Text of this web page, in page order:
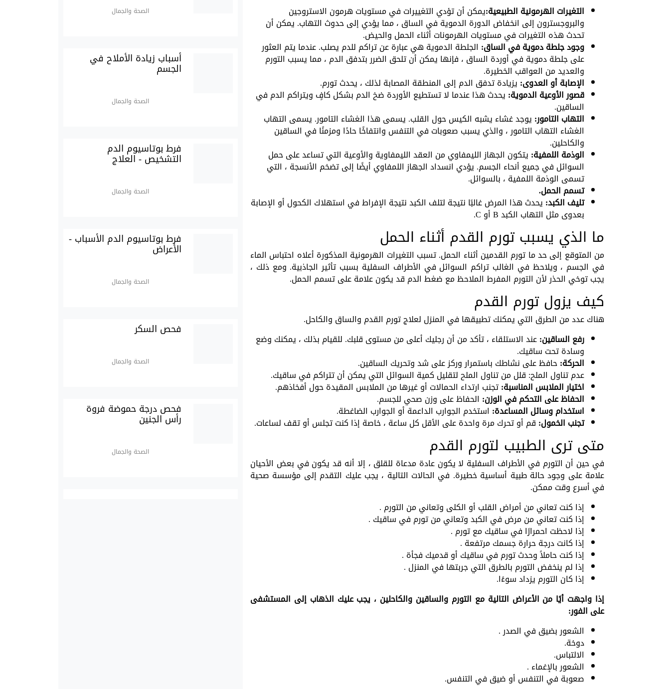
التغيرات الهرمونية الطبيعية:يمكن أن تؤدي التغييرات في مستويات هرمون الاستروجين
والبروجسترون إلى انخفاض الدورة الدموية في الساق ، مما يؤدي إلى حدوث التهاب. يمكن أن
تحدث هذه التغيرات في مستويات الهرمونات أثناء الحمل والحيض.
وجود جلطة دموية في الساق: الجلطة الدموية هي عبارة عن تراكم للدم يصلب. عندما يتم العثور
على جلطة دموية في أوردة الساق ، فإنها يمكن أن تلحق الضرر بتدفق الدم ، مما يسبب التورم
والعديد من العواقب الخطيرة.
الإصابة أو العدوى: يزيادة تدفق الدم إلى المنطقة المصابة لذلك ، يحدث تورم.
قصور الأوعية الدموية: يحدث هذا عندما لا تستطيع الأوردة ضخ الدم بشكل كافٍ ويتراكم الدم في
الساقين.
التهاب التامور: يوجد غشاء يشبه الكيس حول القلب. يسمى هذا الغشاء التامور. يسمى التهاب
الغشاء التهاب التامور ، والذي يسبب صعوبات في التنفس وانتفاخًا حادًا ومزمنًا في الساقين
والكاحلين.
الوذمة اللمفية: يتكون الجهاز الليمفاوي من العقد الليمفاوية والأوعية التي تساعد على حمل
السوائل في جميع أنحاء الجسم. يؤدي انسداد الجهاز اللمفاوي أيضًا إلى تضخم الأنسجة ، التي
تسمى الوذمة اللمفية ، بالسوائل.
تسمم الحمل.
تليف الكبد: يحدث هذا المرض غالبًا نتيجة لتلف الكبد نتيجة الإفراط في استهلاك الكحول أو الإصابة
بعدوى مثل التهاب الكبد B أو C.
ما الذي يسبب تورم القدم أثناء الحمل
من المتوقع إلى حد ما تورم القدمين أثناء الحمل. تسبب التغيرات الهرمونية المذكورة أعلاه احتباس الماء
في الجسم ، ويلاحظ في الغالب تراكم السوائل في الأطراف السفلية بسبب تأثير الجاذبية. ومع ذلك ،
يجب توخي الحذر لأن التورم المفرط الملاحظ مع ضغط الدم قد يكون علامة على تسمم الحمل.
كيف يزول تورم القدم
هناك عدد من الطرق التي يمكنك تطبيقها في المنزل لعلاج تورم القدم والساق والكاحل.
رفع الساقين:عند الاستلقاء ، تأكد من أن رجليك أعلى من مستوى قلبك. للقيام بذلك ، يمكنك وضع
وسادة تحت ساقيك.
الحركة:حافظ على نشاطك باستمرار وركز على شد وتحريك الساقين.
عدم تناول الملح: قلل من تناول الملح لتقليل كمية السوائل التي يمكن أن تتراكم في ساقيك.
اختيار الملابس المناسبة:تجنب ارتداء الحمالات أو غيرها من الملابس المقيدة حول أفخاذهم.
الحفاظ على التحكم في الوزن: الحفاظ على وزن صحي للجسم.
استخدام وسائل المساعدة: استخدم الجوارب الداعمة أو الجوارب الضاغطة.
تجنب الخمول: قم أو تحرك مرة واحدة على الأقل كل ساعة ، خاصة إذا كنت تجلس أو تقف لساعات.
متى ترى الطبيب لتورم القدم
في حين أن التورم في الأطراف السفلية لا يكون عادة مدعاة للقلق ، إلا أنه قد يكون في بعض الأحيان
علامة على وجود حالة طبية أساسية خطيرة. في الحالات التالية ، يجب عليك التقدم إلى مؤسسة صحية
في أسرع وقت ممكن.
إذا كنت تعاني من أمراض القلب أو الكلى وتعاني من التورم .
إذا كنت تعاني من مرض في الكبد وتعاني من تورم في ساقيك .
إذا لاحظت احمرارًا في ساقيك مع تورم .
إذا كانت درجة حرارة جسمك مرتفعة .
إذا كنت حاملاً وحدث تورم في ساقيك أو قدميك فجأة .
إذا لم ينخفض ​​التورم بالطرق التي جربتها في المنزل .
إذا كان التورم يزداد سوءًا.
إذا واجهت أيًا من الأعراض التالية مع التورم والساقين والكاحلين ، يجب عليك الذهاب إلى المستشفى
على الفور:
الشعور بضيق في الصدر .
دوخة.
الالتباس.
الشعور بالإغماء .
صعوبة في التنفس أو ضيق في التنفس.
الصحة والجمال
أسباب زيادة الأملاح في
الجسم
الصحة والجمال
فرط بوتاسيوم الدم
التشخيص - العلاج
الصحة والجمال
فرط بوتاسيوم الدم الأسباب -
الأعراض
الصحة والجمال
فحص السكر
الصحة والجمال
فحص درجة حموضة فروة
رأس الجنين
الصحة والجمال